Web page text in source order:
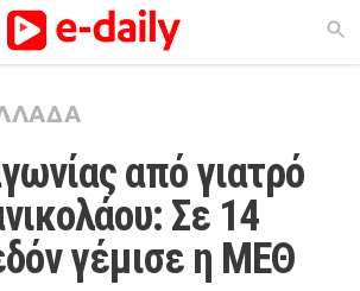
από γιατρό
Σε 14
γέμισε η ΜΕΘ